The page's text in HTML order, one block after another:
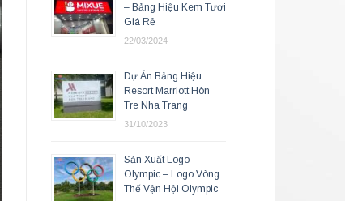
– Bảng Hiệu Kem Tươi
Giá Rẻ
22/03/2024
Dự Án Bảng Hiệu
Resort Marriott Hòn
Tre Nha Trang
31/10/2023
Sản Xuất Logo
Olympic – Logo Vòng
Thế Vận Hội Olympic